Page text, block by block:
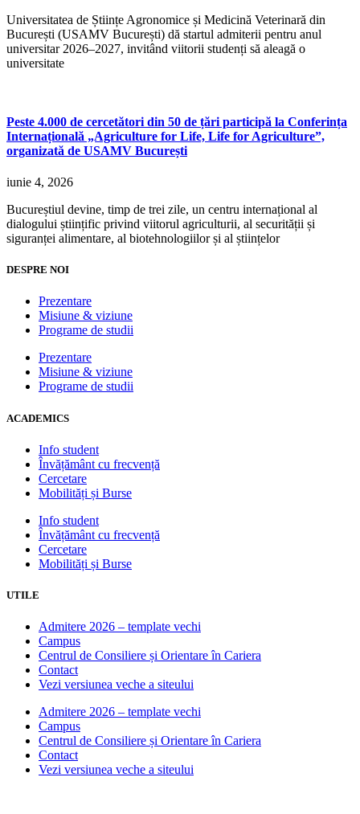
Universitatea de Științe Agronomice și Medicină Veterinară din
București (USAMV București) dă startul admiterii pentru anul
universitar 2026–2027, invitând viitorii studenți să aleagă o
universitate
Peste 4.000 de cercetători din 50 de țări participă la Conferința
Internațională „Agriculture for Life, Life for Agriculture”,
organizată de USAMV București
iunie 4, 2026
Bucureștiul devine, timp de trei zile, un centru internațional al
dialogului științific privind viitorul agriculturii, al securității și
siguranței alimentare, al biotehnologiilor și al științelor
DESPRE NOI
Prezentare
Misiune & viziune
Programe de studii
Prezentare
Misiune & viziune
Programe de studii
ACADEMICS
Info student
Învățământ cu frecvență
Cercetare
Mobilități și Burse
Info student
Învățământ cu frecvență
Cercetare
Mobilități și Burse
UTILE
Admitere 2026 – template vechi
Campus
Centrul de Consiliere și Orientare în Cariera
Contact
Vezi versiunea veche a siteului
Admitere 2026 – template vechi
Campus
Centrul de Consiliere și Orientare în Cariera
Contact
Vezi versiunea veche a siteului